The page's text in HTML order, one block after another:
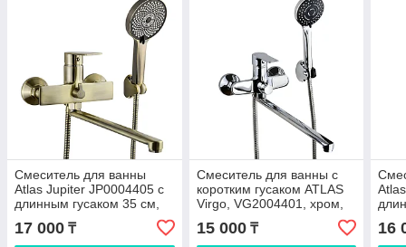
Смеситель для ванны
Atlas Jupiter JP0004405 с
длинным гусаком 35 см,
шланг 140 см, бронзовый,
цинк (Ширина -
17 000 ₸
Смеситель для ванны с
коротким гусаком ATLAS
Virgo, VG2004401, хром,
15 000₸ 16